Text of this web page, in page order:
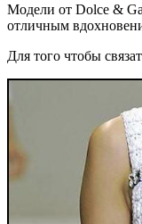
Модели от Dolce &
отличным
Для того чтобы